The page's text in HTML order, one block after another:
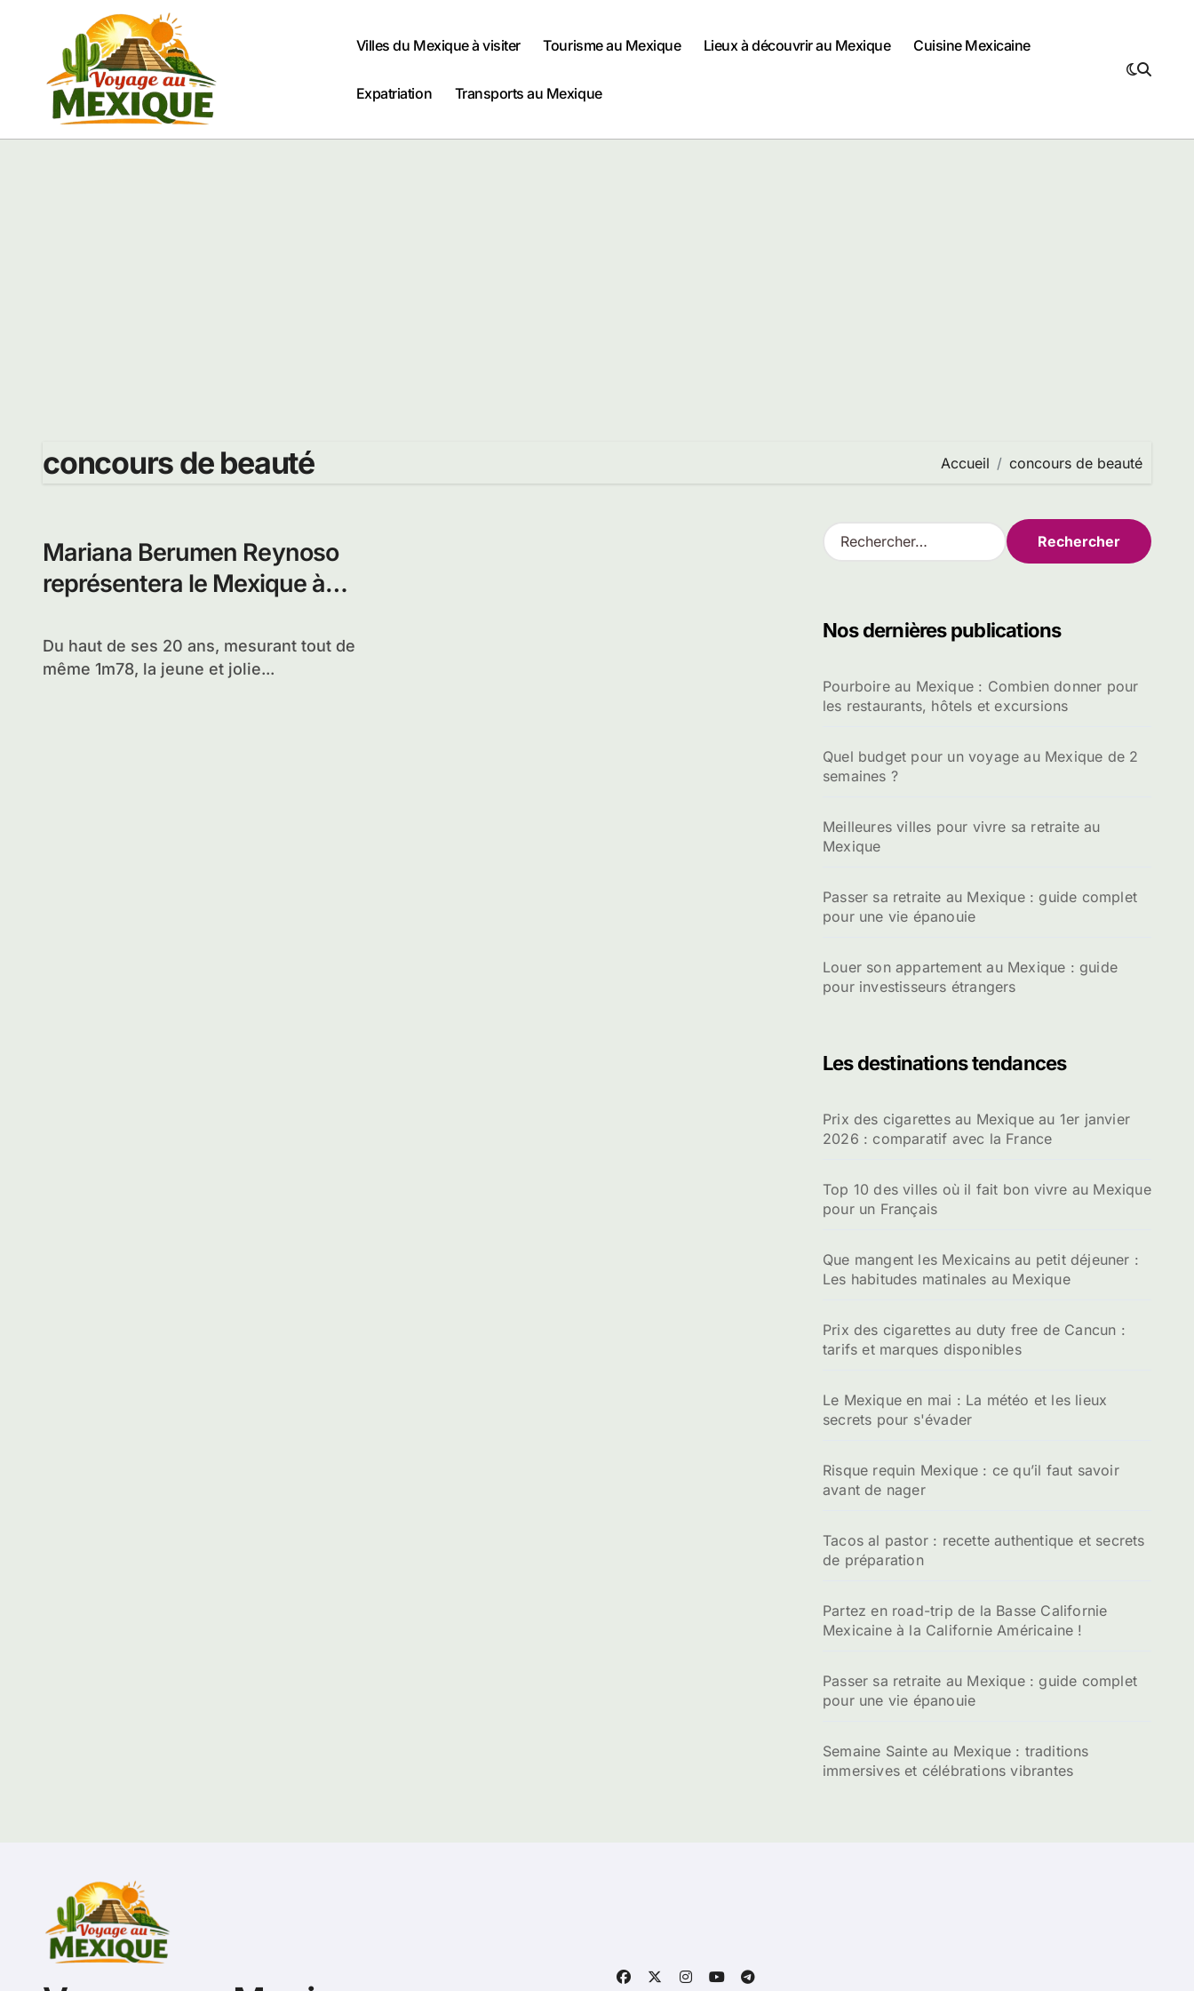
Villes du Mexique à visiter Tourisme au Mexique Lieux à découvrir au Mexique Cuisine Mexicaine
Expatriation Transports au Mexique
concours de beauté Accueil concours de beauté
Mariana Berumen Reynoso
représentera le Mexique à
Du haut de ses 20 ans, mesurant tout de
même 1m78, la jeune et jolie...
R
e
r
e
r
Nos dernières publications
Pourboire au Mexique : Combien donner pour
les restaurants, hôtels et excursions
Quel budget pour un voyage au Mexique de 2
semaines ?
Meilleures villes pour vivre sa retraite au
Mexique
Passer sa retraite au Mexique : guide complet
pour une vie épanouie
Louer son appartement au Mexique : guide
pour investisseurs étrangers
Les destinations tendances
Prix des cigarettes au Mexique au 1er janvier
2026 : comparatif avec la France
Top 10 des villes où il fait bon vivre au Mexique
pour un Français
Que mangent les Mexicains au petit déjeuner :
Les habitudes matinales au Mexique
Prix des cigarettes au duty free de Cancun :
tarifs et marques disponibles
Le Mexique en mai : La météo et les lieux
secrets pour s'évader
Risque requin Mexique : ce qu’il faut savoir
avant de nager
Tacos al pastor : recette authentique et secrets
de préparation
Partez en road-trip de la Basse Californie
Mexicaine à la Californie Américaine !
Passer sa retraite au Mexique : guide complet
pour une vie épanouie
Semaine Sainte au Mexique : traditions
immersives et célébrations vibrantes